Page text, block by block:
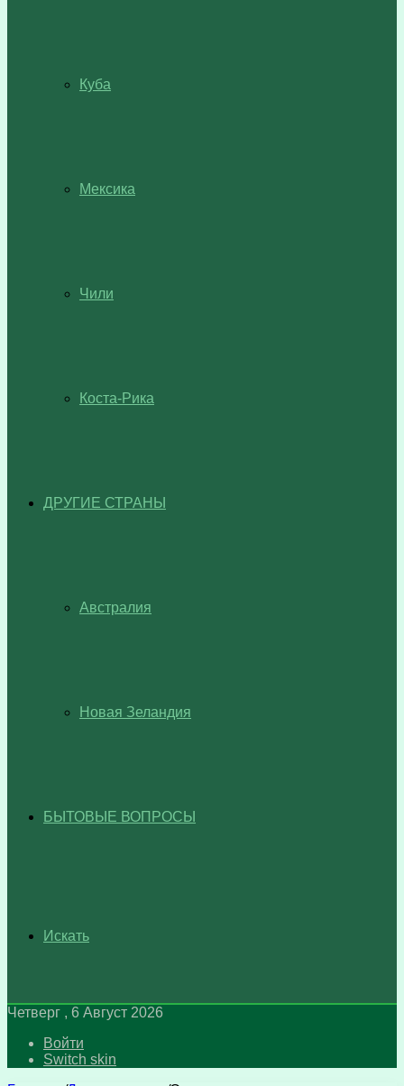
Куба
Мексика
Чили
Коста-Рика
ДРУГИЕ СТРАНЫ
Австралия
Новая Зеландия
БЫТОВЫЕ ВОПРОСЫ
Искать
Четверг , 6 Август 2026
Войти
Switch skin